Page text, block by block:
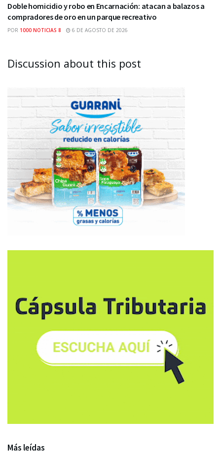
Doble homicidio y robo en Encarnación: atacan a balazos a
compradores de oro en un parque recreativo
POR 1000 NOTICIAS 8 6 DE AGOSTO DE 2026
Discussion about this post
Más leídas